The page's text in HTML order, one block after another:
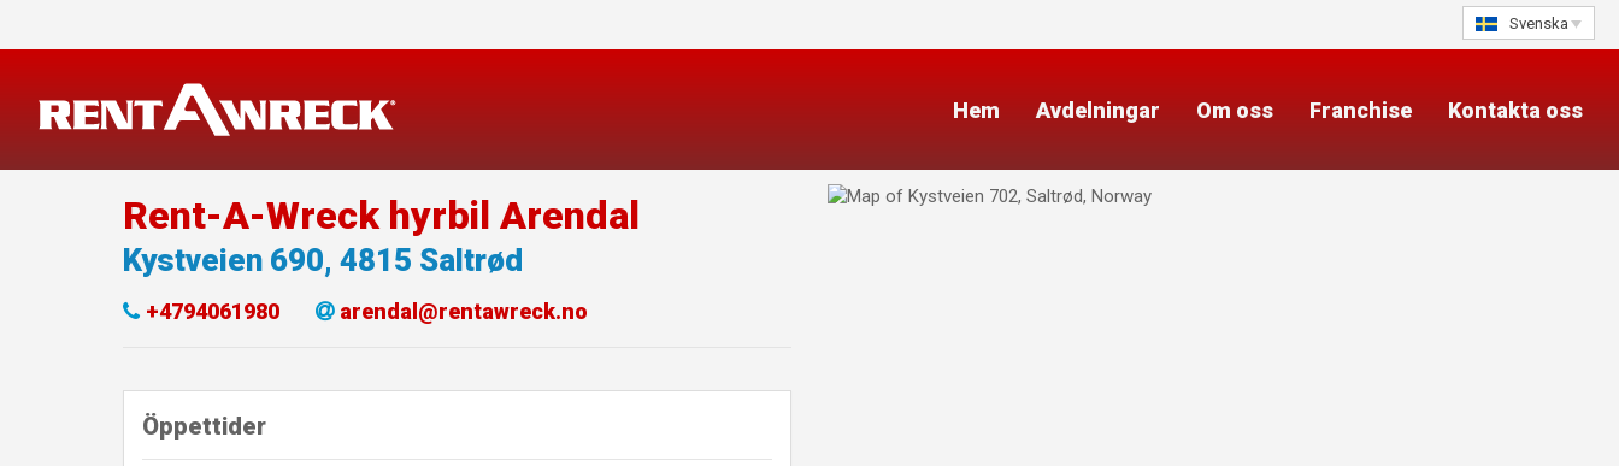
Svenska
Hem Avdelningar Om oss Franchise Kontakta oss
Rent-A-Wreck hyrbil Arendal
Kystveien 690, 4815 Saltrød
+4794061980 arendal@rentawreck.no
Öppettider